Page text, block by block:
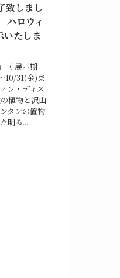
致しまし
ハロウィ
いたしま
（ 展示期
10/31(金)ま
ン・ディス
植物と沢山
タンの置物
明る...